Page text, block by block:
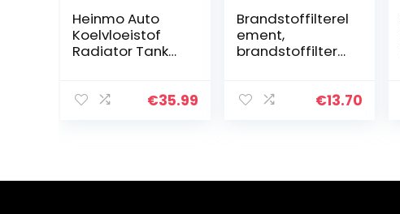
Heinmo Auto
Koelvloeistof
Radiator Tank
Overloop
€35.99
Brandstoffilterel
ement,
brandstoffilter
ingpakking
€13.70